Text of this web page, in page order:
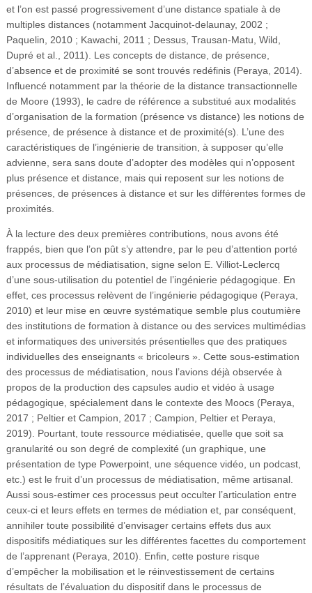
et l’on est passé progressivement d’une distance spatiale à de
multiples distances (notamment Jacquinot-delaunay, 2002 ;
Paquelin, 2010 ; Kawachi, 2011 ; Dessus, Trausan-Matu, Wild,
Dupré et al., 2011). Les concepts de distance, de présence,
d’absence et de proximité se sont trouvés redéfinis (Peraya, 2014).
Influencé notamment par la théorie de la distance transactionnelle
de Moore (1993), le cadre de référence a substitué aux modalités
d’organisation de la formation (présence vs distance) les notions de
présence, de présence à distance et de proximité(s). L’une des
caractéristiques de l’ingénierie de transition, à supposer qu’elle
advienne, sera sans doute d’adopter des modèles qui n’opposent
plus présence et distance, mais qui reposent sur les notions de
présences, de présences à distance et sur les différentes formes de
proximités.
À la lecture des deux premières contributions, nous avons été
frappés, bien que l’on pût s’y attendre, par le peu d’attention porté
aux processus de médiatisation, signe selon E. Villiot-Leclercq
d’une sous-utilisation du potentiel de l’ingénierie pédagogique. En
effet, ces processus relèvent de l’ingénierie pédagogique (Peraya,
2010) et leur mise en œuvre systématique semble plus coutumière
des institutions de formation à distance ou des services multimédias
et informatiques des universités présentielles que des pratiques
individuelles des enseignants « bricoleurs ». Cette sous-estimation
des processus de médiatisation, nous l’avions déjà observée à
propos de la production des capsules audio et vidéo à usage
pédagogique, spécialement dans le contexte des Moocs (Peraya,
2017 ; Peltier et Campion, 2017 ; Campion, Peltier et Peraya,
2019). Pourtant, toute ressource médiatisée, quelle que soit sa
granularité ou son degré de complexité (un graphique, une
présentation de type Powerpoint, une séquence vidéo, un podcast,
etc.) est le fruit d’un processus de médiatisation, même artisanal.
Aussi sous-estimer ces processus peut occulter l’articulation entre
ceux-ci et leurs effets en termes de médiation et, par conséquent,
annihiler toute possibilité d’envisager certains effets dus aux
dispositifs médiatiques sur les différentes facettes du comportement
de l’apprenant (Peraya, 2010). Enfin, cette posture risque
d’empêcher la mobilisation et le réinvestissement de certains
résultats de l’évaluation du dispositif dans le processus de